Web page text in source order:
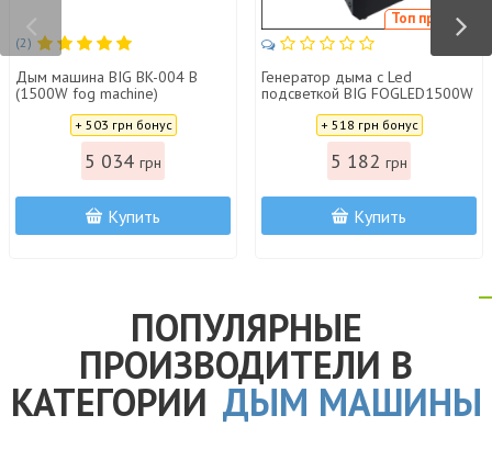
(2)
Дым машина BIG BK-004 B
(1500W fog machine)
+ 503 грн бонус
5 034 грн
Купить
Топ продаж
Генератор дыма с Led
подсветкой BIG FOGLED1500W
+ 518 грн бонус
5 182 грн
Купить
ПОПУЛЯРНЫЕ
ПРОИЗВОДИТЕЛИ В
КАТЕГОРИИ ДЫМ МАШИНЫ